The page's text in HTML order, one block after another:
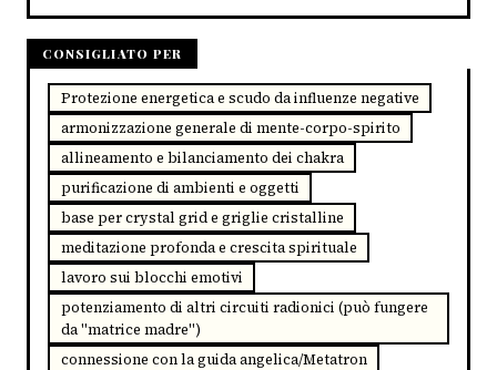
CONSIGLIATO PER
Protezione energetica e scudo da influenze negative
armonizzazione generale di mente-corpo-spirito
allineamento e bilanciamento dei chakra
purificazione di ambienti e oggetti
base per crystal grid e griglie cristalline
meditazione profonda e crescita spirituale
lavoro sui blocchi emotivi
potenziamento di altri circuiti radionici (può fungere
da "matrice madre")
connessione con la guida angelica/Metatron